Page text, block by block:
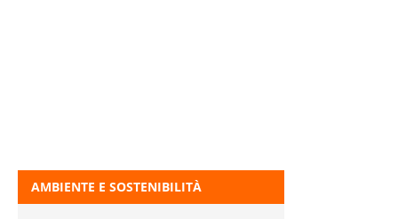
AMBIENTE E SOSTENIBILITÀ